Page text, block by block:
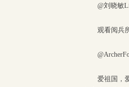
@刘晓敏
观看阅兵
爱祖国，